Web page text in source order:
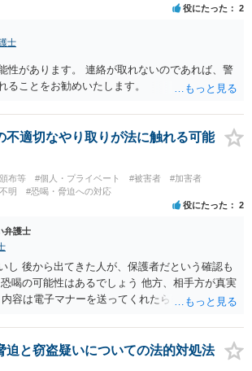
役にたった 2
士
性があります。 連絡が取れないのであれば、警
ることをお勧めいたします。
不適切なやり取りが法に触れる可能
布等 #個人・プライベート #被害者
#加害者
明
#恐喝・脅迫への対応
役にたった 2
弁護士
し 後から出てきた人が、保護者だという確認も
喝の可能性はあるでしょう 他方、相手方が真実
容は電子マナーを送ってくれたら自慰行為など
を着たままで胸を触って欲しい、などの要望を
(1000円程度)の電子マネーを送信してしまいま
するまで暇なので顔の雰囲気の写真を交換して
迫と窃盗疑いについての法的対処法